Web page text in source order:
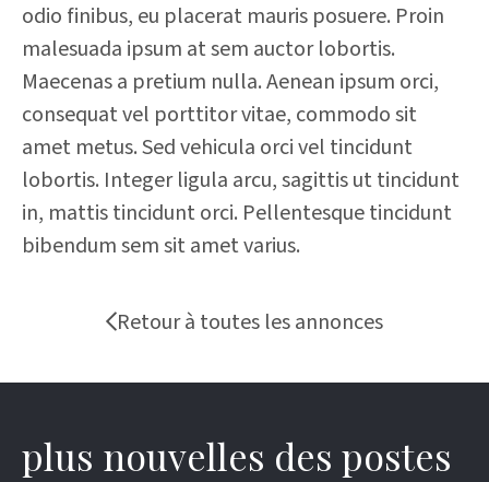
odio finibus, eu placerat mauris posuere. Proin
malesuada ipsum at sem auctor lobortis.
Maecenas a pretium nulla. Aenean ipsum orci,
consequat vel porttitor vitae, commodo sit
amet metus. Sed vehicula orci vel tincidunt
lobortis. Integer ligula arcu, sagittis ut tincidunt
in, mattis tincidunt orci. Pellentesque tincidunt
bibendum sem sit amet varius.
Retour à toutes les annonces
plus nouvelles des postes